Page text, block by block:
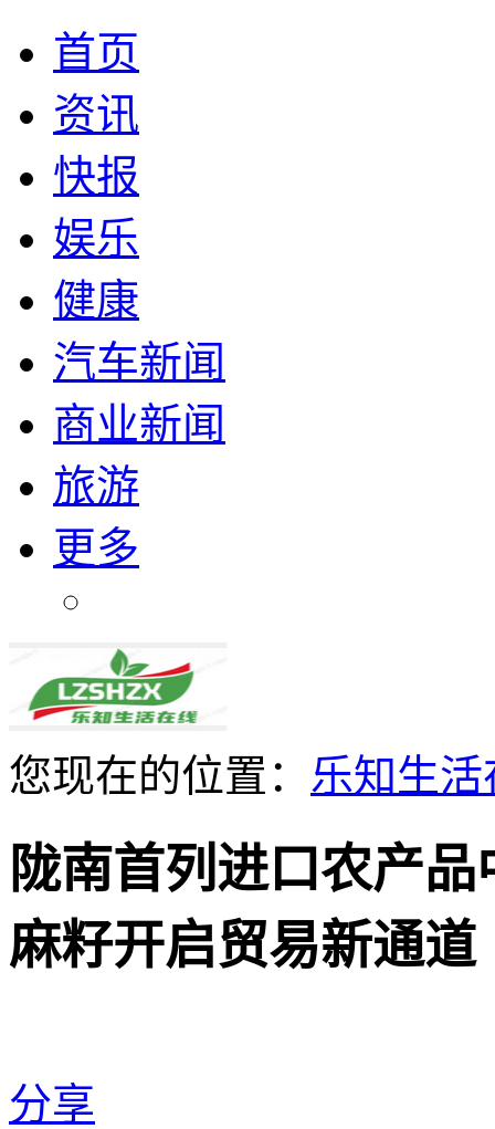
首页
资讯
快报
娱乐
健康
汽车新闻
商业新闻
旅游
更多
您现在的位置： 乐知生活
陇南首列进口农产
麻籽开启贸易新通道
分享